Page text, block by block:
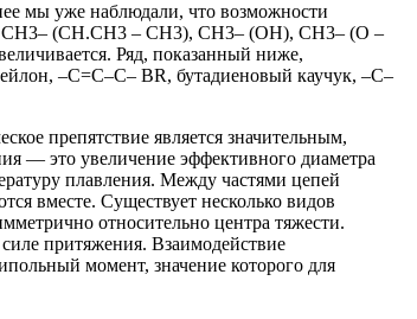
мы уже наблюдали, что возможности
(CH.CH3 – CH3), CH3– (OH), CH3– (O –
Ряд, показанный ниже,
–C=C–C– BR, бутадиеновый каучук, –C–
препятствие является значительным,
— это увеличение эффективного диаметра
плавления. Между частями цепей
вместе. Существует несколько видов
относительно центра тяжести.
притяжения. Взаимодействие
момент, значение которого для